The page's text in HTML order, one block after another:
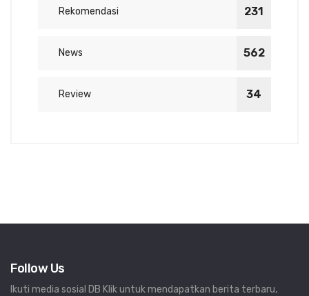
Rekomendasi 231
News 562
Review 34
Follow Us
Ikuti media sosial DB Klik untuk mendapatkan berita terbaru,